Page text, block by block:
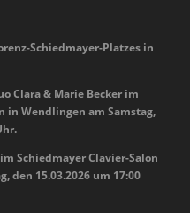
Schiedmayer-Platzes in
Clara & Marie Becker im
in Wendlingen am Samstag,
Schiedmayer Clavier-Salon
den 15.03.2026 um 17:00